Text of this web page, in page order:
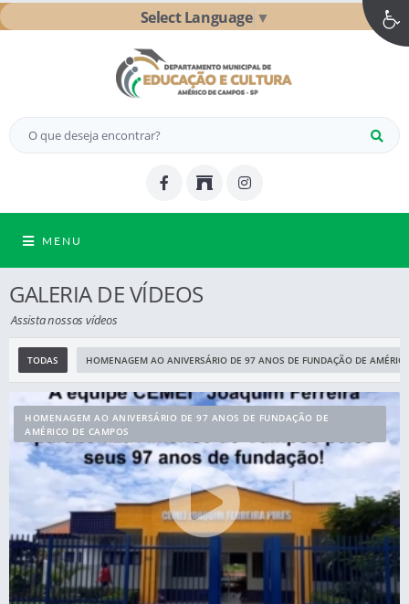
Select Language ▼
MENU
GALERIA DE VÍDEOS
Assista nossos vídeos
TODAS HOMENAGEM AO ANIVERSÁRIO DE 97 ANOS DE FUNDAÇÃO DE
HOMENAGEM AO ANIVERSÁRIO DE 97 ANOS DE FUNDAÇÃO DE
AMÉRICO DE CAMPOS